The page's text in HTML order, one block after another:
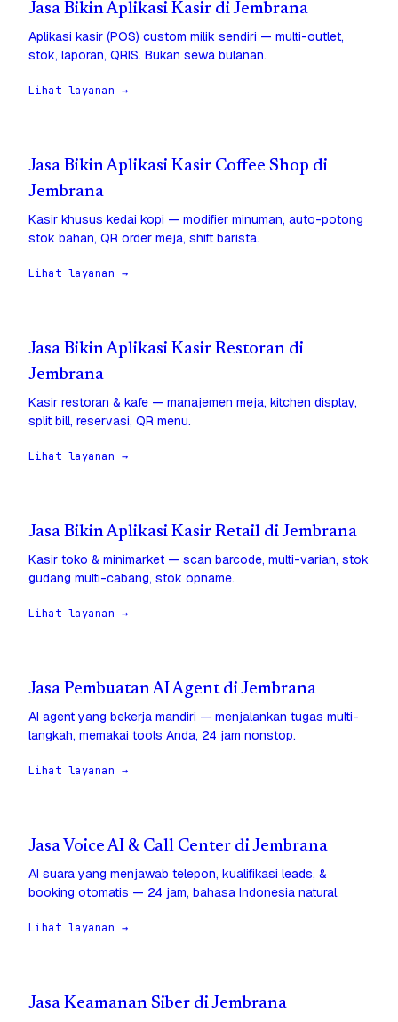
Jasa Bikin Aplikasi Kasir di Jembrana
Aplikasi kasir (POS) custom milik sendiri — multi-outlet,
stok, laporan, QRIS. Bukan sewa bulanan.
Lihat layanan →
Jasa Bikin Aplikasi Kasir Coffee Shop di
Jembrana
Kasir khusus kedai kopi — modifier minuman, auto-potong
stok bahan, QR order meja, shift barista.
Lihat layanan →
Jasa Bikin Aplikasi Kasir Restoran di
Jembrana
Kasir restoran & kafe — manajemen meja, kitchen display,
split bill, reservasi, QR menu.
Lihat layanan →
Jasa Bikin Aplikasi Kasir Retail di Jembrana
Kasir toko & minimarket — scan barcode, multi-varian, stok
gudang multi-cabang, stok opname.
Lihat layanan →
Jasa Pembuatan AI Agent di Jembrana
AI agent yang bekerja mandiri — menjalankan tugas multi-
langkah, memakai tools Anda, 24 jam nonstop.
Lihat layanan →
Jasa Voice AI & Call Center di Jembrana
AI suara yang menjawab telepon, kualifikasi leads, &
booking otomatis — 24 jam, bahasa Indonesia natural.
Lihat layanan →
Jasa Keamanan Siber di Jembrana